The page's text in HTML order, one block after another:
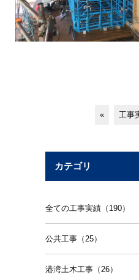
« 工事
カテゴリ
全ての工事実績（190）
公共工事（25）
港湾土木工事（26）